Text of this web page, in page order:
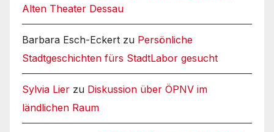
Alten Theater Dessau
Barbara Esch-Eckert zu Persönliche
Stadtgeschichten fürs StadtLabor gesucht
Sylvia Lier zu Diskussion über ÖPNV im
ländlichen Raum